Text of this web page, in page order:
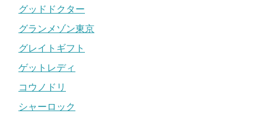
グッドドクター
グランメゾン東京
グレイトギフト
ゲットレディ
コウノドリ
シャーロック